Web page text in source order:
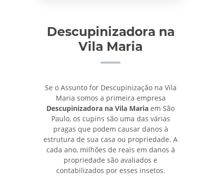
Descupinizadora na
Vila Maria
Se o Assunto for Descupinização na Vila
Maria somos a primeira empresa
Descupinizadora na Vila Maria em São
Paulo, os cupins são uma das várias
pragas que podem causar danos à
estrutura de sua casa ou propriedade. A
cada ano, milhões de reais em danos à
propriedade são avaliados e
contabilizados por esses insetos.